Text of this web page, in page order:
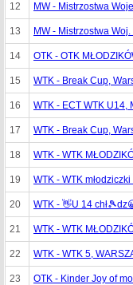
12 MW - Mistrzostwa
13 MW - Mistrzostwa
14 OTK - OTK
15 WTK - Break Cup,
16 WTK - ECT WTK U14,
17 WTK - Break Cup,
18 WTK - WTK
19 WTK - WTK
20 WTK - 👋U 14
21 WTK - WTK
22 WTK - WTK 5,
23 OTK - Kinder Joy of